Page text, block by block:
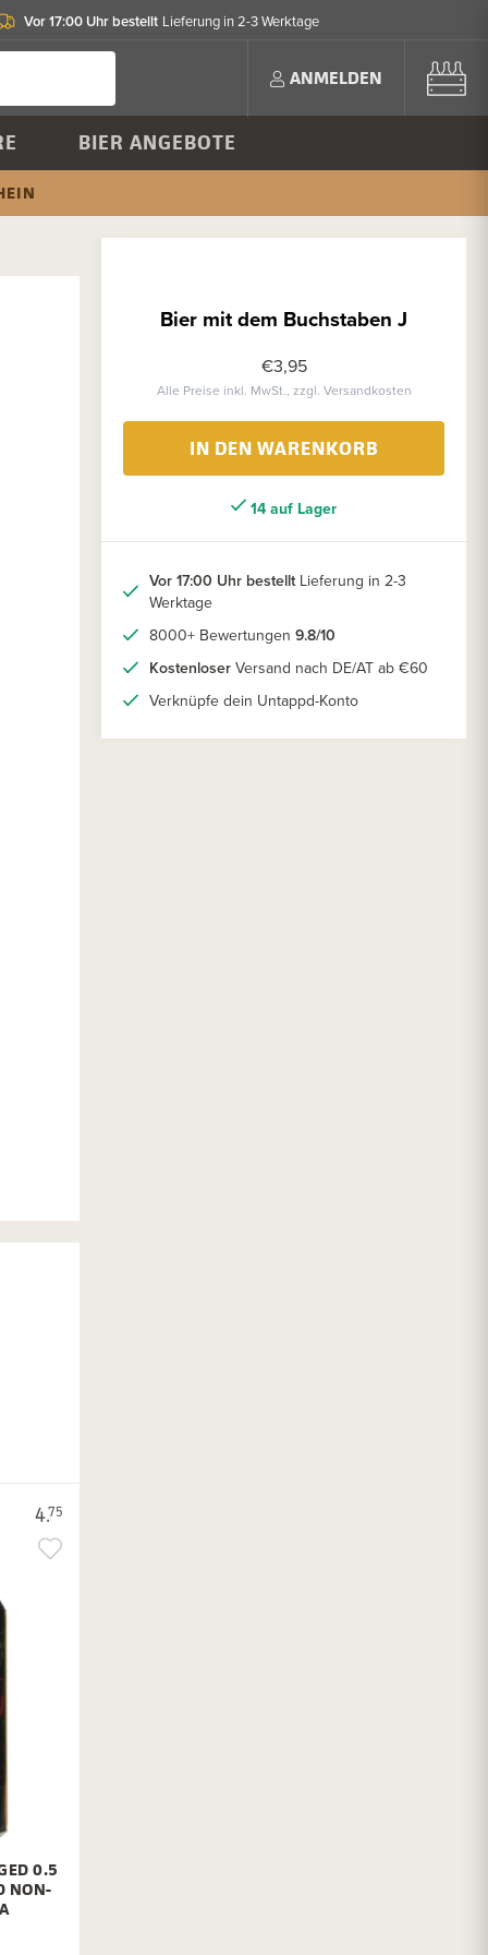
Vor 17:00 Uhr bestellt Lieferung in 2-3 Werktage
ANMELDEN
BIER ANGEBOTE
Bier mit dem Buchstaben J
€3,95
Alle Preise inkl. MwSt., zzgl. Versandkosten
IN DEN WARENKORB
14 auf Lager
Vor 17:00 Uhr bestelltLieferung in 2-3
Werktage
8000+ Bewertungen 9.8/10
Kostenloser Versand nach DE/AT ab €60
Verknüpfe dein Untappd-Konto
4.75
0.5
NON-